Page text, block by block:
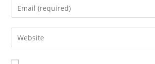
comment
Enter
your
email
address
Enter
your
website